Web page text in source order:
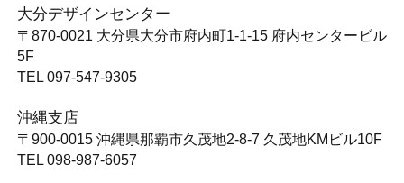
大分デザインセンター
〒870-0021 大分県大分市府内町1-1-15 府内センタービル
5F
TEL 097-547-9305
沖縄支店
〒900-0015沖縄県那覇市久茂地2-8-7 久茂地KMビル10F
TEL 098-987-6057